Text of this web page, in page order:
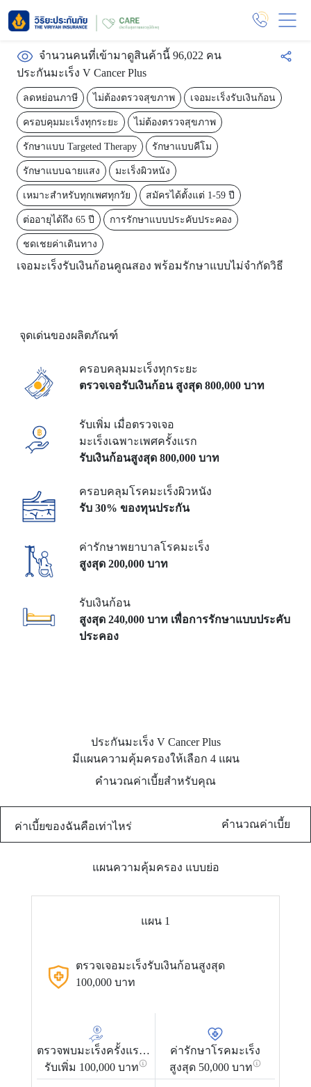
จำนวนคนที่เข้ามาดูสินค้านี้ 96,022 คน
ประกันมะเร็ง V Cancer Plus
ลดหย่อนภาษี ไม่ต้องตรวจสุขภาพ เจอมะเร็งรับเงินก้อน
ครอบคุมมะเร็งทุกระยะ ไม่ต้องตรวจสุขภาพ
รักษาแบบ Targeted Therapy รักษาแบบคีโม
รักษาแบบฉายแสง มะเร็งผิวหนัง
เหมาะสำหรับทุกเพศทุกวัย สมัครได้ตั้งแต่ 1-59 ปี
ต่ออายุได้ถึง 65 ปี การรักษาแบบประคับประคอง
ชดเชยค่าเดินทาง
เจอมะเร็งรับเงินก้อนคูณสอง พร้อมรักษาแบบไม่จำกัดวิธี
จุดเด่นของผลิตภัณฑ์
ครอบคลุมมะเร็งทุกระยะ
ตรวจเจอรับเงินก้อน สูงสุด 800,000 บาท
รับเพิ่ม เมื่อตรวจเจอ
มะเร็งเฉพาะเพศครั้งแรก
รับเงินก้อนสูงสุด 800,000 บาท
ครอบคลุมโรคมะเร็งผิวหนัง
รับ 30% ของทุนประกัน
ค่ารักษาพยาบาลโรคมะเร็ง
สูงสุด 200,000 บาท
รับเงินก้อน
สูงสุด 240,000 บาท เพื่อการรักษาแบบประคับ
ประคอง
ประกันมะเร็ง V Cancer Plus
มีแผนความคุ้มครองให้เลือก 4 แผน
คำนวณค่าเบี้ยสำหรับคุณ
ค่าเบี้ยของฉันคือเท่าไหร่ คำนวณค่าเบี้ย
แผนความคุ้มครอง แบบย่อ
แผน 1
ตรวจเจอมะเร็งรับเงินก้อนสูงสุด
100,000 บาท
ตรวจพบมะเร็งครั้งแรกเฉพาะเพศ
รับเพิ่ม 100,000 บาท
ค่ารักษาโรคมะเร็ง
สูงสุด 50,000 บาท